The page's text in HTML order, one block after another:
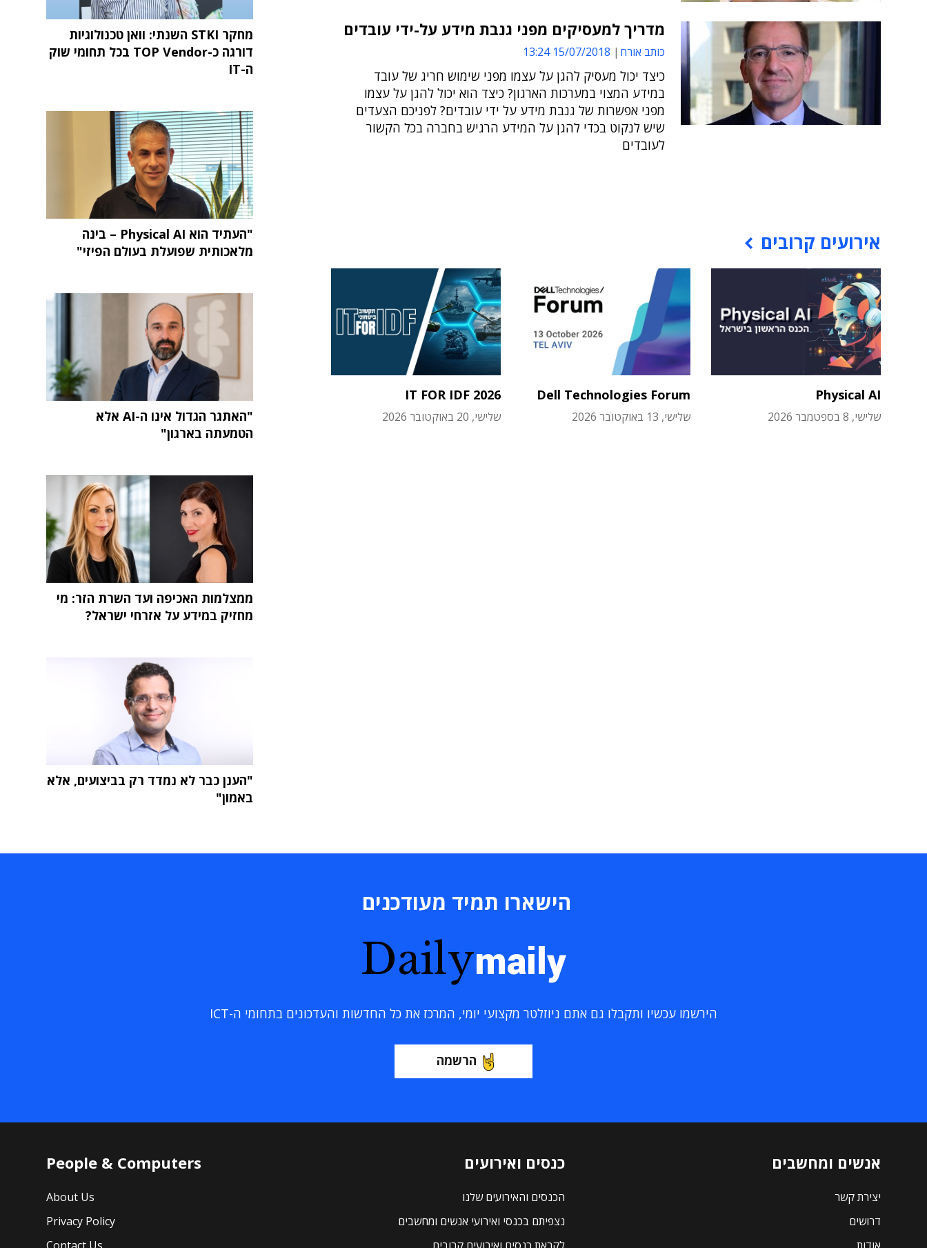
מדריך למעסיקים מפני גנבת מידע על-ידי עובדים
כותב אורח 15/07/2018 13:24
כיצד יכול מעסיק להגן על עצמו מפני שימוש חריג של עובד
במידע המצוי במערכות הארגון? כיצד הוא יכול להגן על עצמו
מפני אפשרות של גנבת מידע על ידי עובדים? לפניכם הצעדים
שיש לנקוט בכדי להגן על המידע הרגיש בחברה בכל הקשור
לעובדים
אירועים קרובים
Physical AI
שלישי, 8 בספטמבר 2026
Dell Technologies Forum
שלישי, 13 באוקטובר 2026
IT FOR IDF 2026
שלישי, 20 באוקטובר 2026
מחקר STKI השנתי: וואן טכנולוגיות
דורגה כ-TOP Vendor בכל תחומי שוק
ה-IT
"העתיד הוא Physical AI – בינה
מלאכותית שפועלת בעולם הפיזי"
"האתגר הגדול אינו ה-AI אלא
הטמעתה בארגון"
ממצלמות האכיפה ועד השרת הזר: מי
מחזיק במידע על אזרחי ישראל?
"הענן כבר לא נמדד רק בביצועים, אלא
באמון"
הישארו תמיד מעודכנים
Dailymaily
הירשמו עכשיו ותקבלו גם אתם ניוזלטר מקצועי יומי, המרכז את כל החדשות והעדכונים בתחומי ה-ICT
הרשמה
אנשים ומחשבים
יצירת קשר
דרושים
כנסים ואירועים
הכנסים והאירועים שלנו
נצפיתם בכנסי ואירועי אנשים ומחשבים
People & Computers
About Us
Privacy Policy